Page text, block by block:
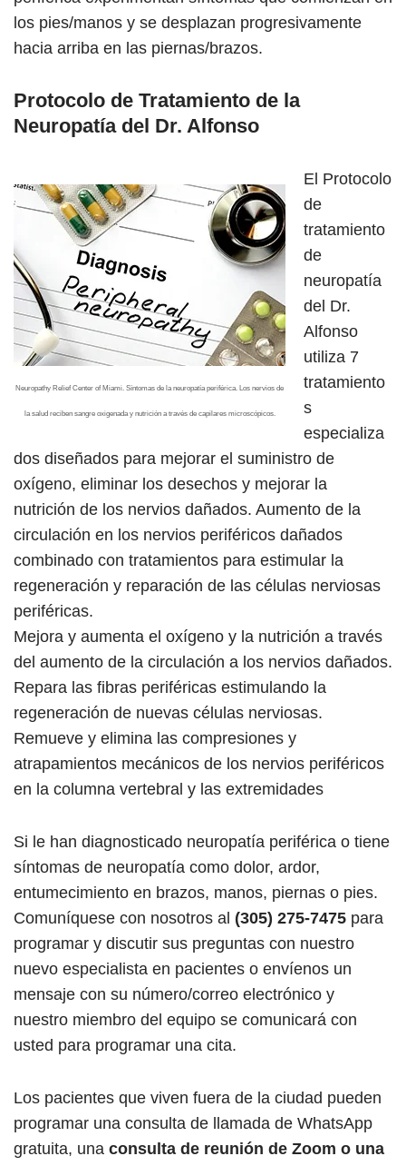
los pies/manos y se desplazan progresivamente
hacia arriba en las piernas/brazos.
Protocolo de Tratamiento de la
Neuropatía del Dr. Alfonso
Neuropathy Relief Center of Miami. Síntomas de la neuropatía periférica. Los nervios de
la salud reciben sangre oxigenada y nutrición a través de capilares microscópicos.
El Protocolo
de
tratamiento
de
neuropatía
del Dr.
Alfonso
utiliza 7
tratamiento
s
especializa
dos diseñados para mejorar el suministro de
oxígeno, eliminar los desechos y mejorar la
nutrición de los nervios dañados. Aumento de la
circulación en los nervios periféricos dañados
combinado con tratamientos para estimular la
regeneración y reparación de las células nerviosas
periféricas.
Mejora y aumenta el oxígeno y la nutrición a través
del aumento de la circulación a los nervios dañados.
Repara las fibras periféricas estimulando la
regeneración de nuevas células nerviosas.
Remueve y elimina las compresiones y
atrapamientos mecánicos de los nervios periféricos
en la columna vertebral y las extremidades
Si le han diagnosticado neuropatía periférica o tiene
síntomas de neuropatía como dolor, ardor,
entumecimiento en brazos, manos, piernas o pies.
Comuníquese con nosotros al (305) 275-7475 para
programar y discutir sus preguntas con nuestro
nuevo especialista en pacientes o envíenos un
mensaje con su número/correo electrónico y
nuestro miembro del equipo se comunicará con
usted para programar una cita.
Los pacientes que viven fuera de la ciudad pueden
programar una consulta de llamada de WhatsApp
gratuita, una consulta de reunión de Zoom o una